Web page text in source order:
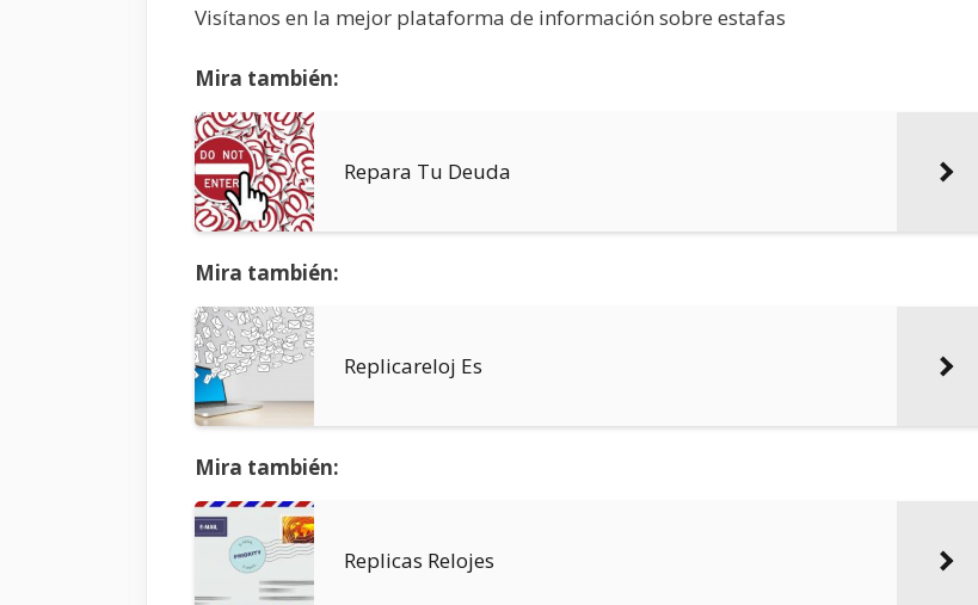
Visítanos en la mejor plataforma de información sobre estafas
Mira también:
Repara Tu Deuda
Mira también:
Replicareloj Es
Mira también:
Replicas Relojes